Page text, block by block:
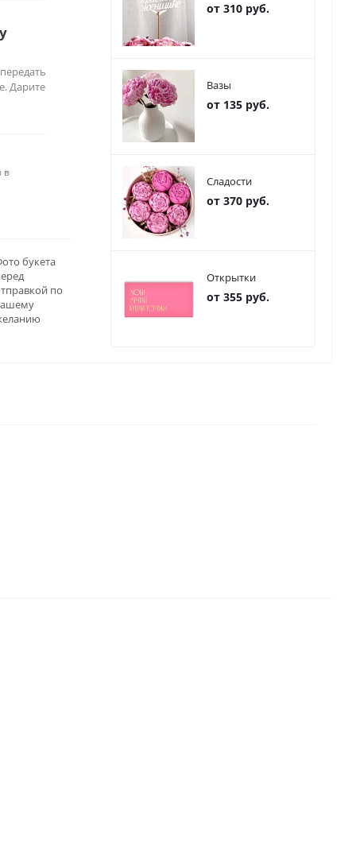
Дарите
в
букета
по
от 310 руб.
Вазы
от 135 руб.
Сладости
от 370 руб.
Открытки
от 355 руб.